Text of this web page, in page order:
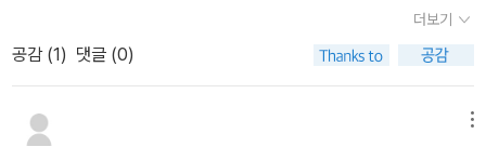
구려로 사람을 보내 다시는 백제와 함께 신라를 공격하는 일이 없도
록 경고했다. 그러나 연개소문은 이 경고를 받아들이지 않았다. 이에
태종이 직접 고구려 정벌에 나서게 되었다. _오긍, <정관정요> , p43
7/513 정관 10년에 이루어진 태종과 방현령(房玄齡, 578~648),
술 모티브인 그 유명한 명신이 또 등장하여 인연을 잇는군요. 그는 군
주의 인품과 태도 면에서 또한 기념비적인 덕성을 갖춘 걸물이었습니
다. 인신(人臣)된 자로 제갈량의 전범이, 학자로서 수신의 미덕을 갖
춘 자로 동중서 같은 이의 롤 모델이 꼽히겠으나, 제왕으로서 만인(이
용을 담았기에 리더십의 고전에 해당한다. 황제가 조직의 리더이고
신하들과 어떤 문제에 대해 토론하는 내용을 참고한다면, 만일 내가
시대라 하지만 결국 인력관리와 의사결정은 리더가 해야 하고 리더는
를 읽은 탁견이다. 문제는 옳음의 기준이 뭇 백성의 눈으로 볼 때 지극
히 상식 수준이라는 점이다. 평범한 상식적 행동이 고도의 윤리적 행
위로 전환되는 것은 오직 군주라는 신분 때문이다. 중국의 황제가 약
혼자가 있는 여자와 결혼하지 않는 것, 약속된 절차와 순서를 따르는
더보기
공감 (1) 댓글 (0)